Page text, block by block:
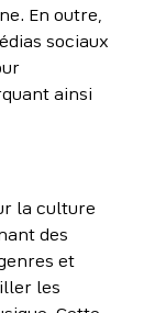
En outre,
sociaux
ainsi
la culture
des
et
les